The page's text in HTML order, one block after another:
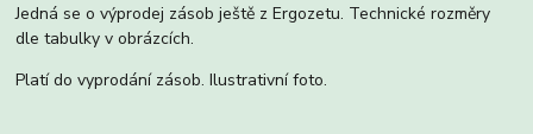
Jedná se o výprodej zásob ještě z Ergozetu. Technické rozměry
dle tabulky v obrázcích.
Platí do vyprodání zásob. Ilustrativní foto.